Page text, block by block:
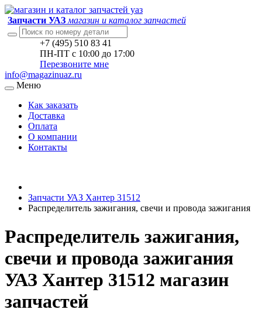
Запчасти УАЗ магазин и каталог запчастей
+7 (495) 510 83 41
ПН-ПТ с 10:00 до 17:00
Перезвоните мне
info@magazinuaz.ru
Меню
Как заказать
Доставка
Оплата
О компании
Контакты
Запчасти УАЗ Хантер 31512
Распределитель зажигания, свечи и провода зажигания
Распределитель зажигания,
свечи и провода зажигания
УАЗ Хантер 31512 магазин
запчастей